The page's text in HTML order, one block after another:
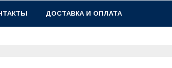
ДОСТАВКА И ОПЛАТА